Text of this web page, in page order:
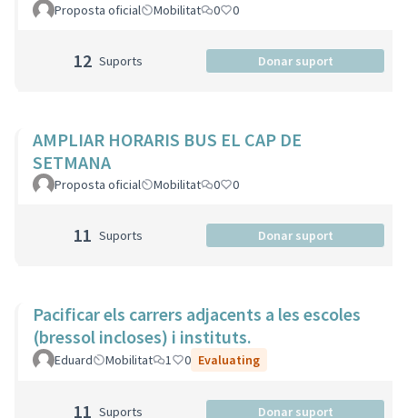
Proposta oficial Mobilitat 0 0
12 Suports Donar suport
AMPLIAR HORARIS BUS EL CAP DE
SETMANA
Proposta oficial Mobilitat 0 0
11 Suports Donar suport
Pacificar els carrers adjacents a les escoles
(bressol incloses) i instituts.
Eduard Mobilitat 1 0 Evaluating
11 Suports Donar suport